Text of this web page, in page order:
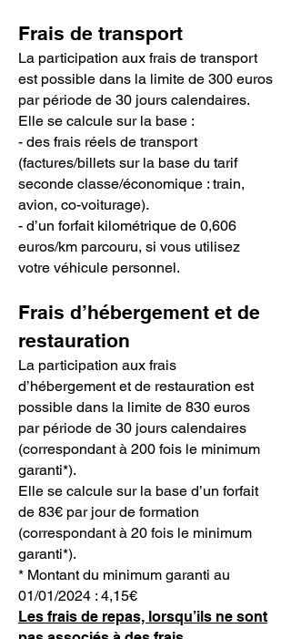
Frais de transport
La participation aux frais de transport
est possible dans la limite de 300 euros
par période de 30 jours calendaires.
Elle se calcule sur la base :
- des frais réels de transport
(factures/billets sur la base du tarif
seconde classe/économique : train,
avion, co-voiturage).
- d’un forfait kilométrique de 0,606
euros/km parcouru, si vous utilisez
votre véhicule personnel.
Frais d’hébergement et de
restauration
La participation aux frais
d’hébergement et de restauration est
possible dans la limite de 830 euros
par période de 30 jours calendaires
(correspondant à 200 fois le minimum
garanti*).
Elle se calcule sur la base d’un forfait
de 83€ par jour de formation
(correspondant à 20 fois le minimum
garanti*).
* Montant du minimum garanti au
01/01/2024 : 4,15€
Les frais de repas, lorsqu’ils ne sont